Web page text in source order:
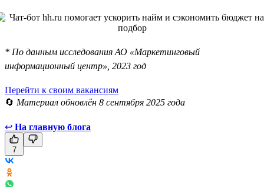
* По данным исследования АО «Маркетинговый
информационный центр», 2023 год
Перейти к своим вакансиям
🔄 Материал обновлён 8 сентября 2025 года
↩ На главную блога
7